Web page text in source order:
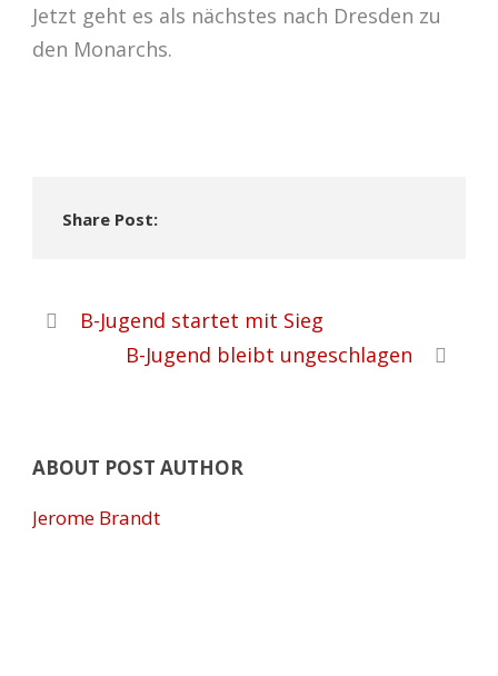
Jetzt geht es als nächstes nach Dresden zu
den Monarchs.
Share Post:
B-Jugend startet mit Sieg
B-Jugend bleibt ungeschlagen
ABOUT POST AUTHOR
Jerome Brandt